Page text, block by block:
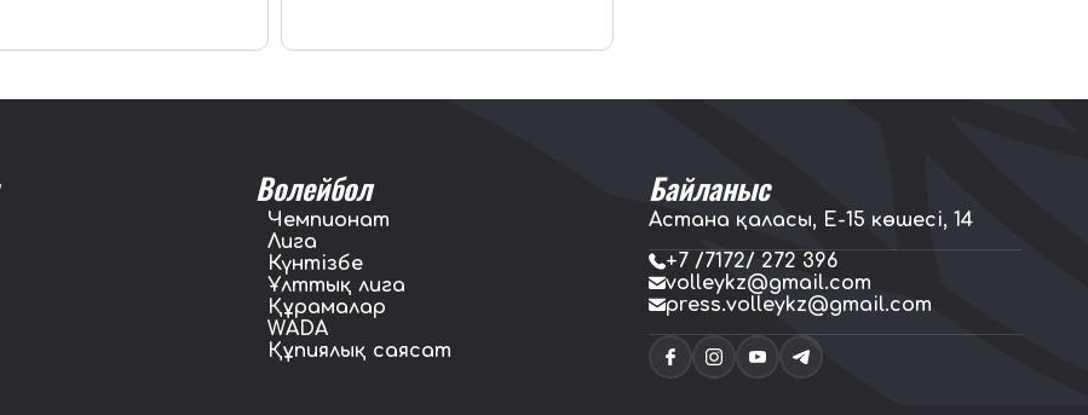
Волейбол
Чемпионат
Лига
Күнтізбе
Ұлттық лига
Құрамалар
WADA
Құпиялық саясат
Байланыс
Астана қаласы, E-15 көшесі, 14
+7 /7172/ 272 396
volleykz@gmail.com
press.volleykz@gmail.com